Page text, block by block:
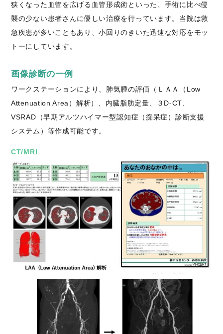
狭くなった血管を広げる血管形成術といった、手術に比べ侵
襲の少ない患者さんに優しい治療を行っています。当院は救
急疾患が多いこともあり、小回りのきいた迅速な対応をモッ
トーにしています。
画像診断の一例
ワークステーションにより、肺気腫の評価（ＬＡＡ（Low
Attenuation Area）解析）、内臓脂肪定量、３D-CT、
VSRAD（早期アルツハイマー型認知症（痴呆症）診断支援
システム）等作成可能です。
CT/MRI